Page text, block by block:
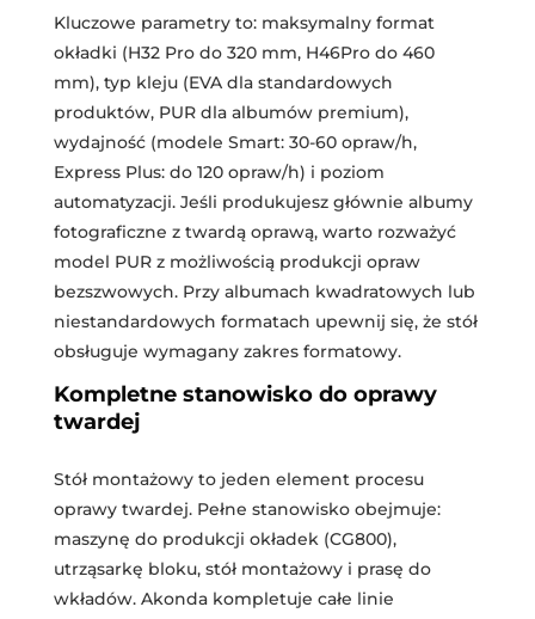
Kluczowe parametry to: maksymalny format
okładki (H32 Pro do 320 mm, H46Pro do 460
mm), typ kleju (EVA dla standardowych
produktów, PUR dla albumów premium),
wydajność (modele Smart: 30-60 opraw/h,
Express Plus: do 120 opraw/h) i poziom
automatyzacji. Jeśli produkujesz głównie albumy
fotograficzne z twardą oprawą, warto rozważyć
model PUR z możliwością produkcji opraw
bezszwowych. Przy albumach kwadratowych lub
niestandardowych formatach upewnij się, że stół
obsługuje wymagany zakres formatowy.
Kompletne stanowisko do oprawy
twardej
Stół montażowy to jeden element procesu
oprawy twardej. Pełne stanowisko obejmuje:
maszynę do produkcji okładek (CG800),
utrząsarkę bloku, stół montażowy i prasę do
wkładów. Akonda kompletuje całe linie